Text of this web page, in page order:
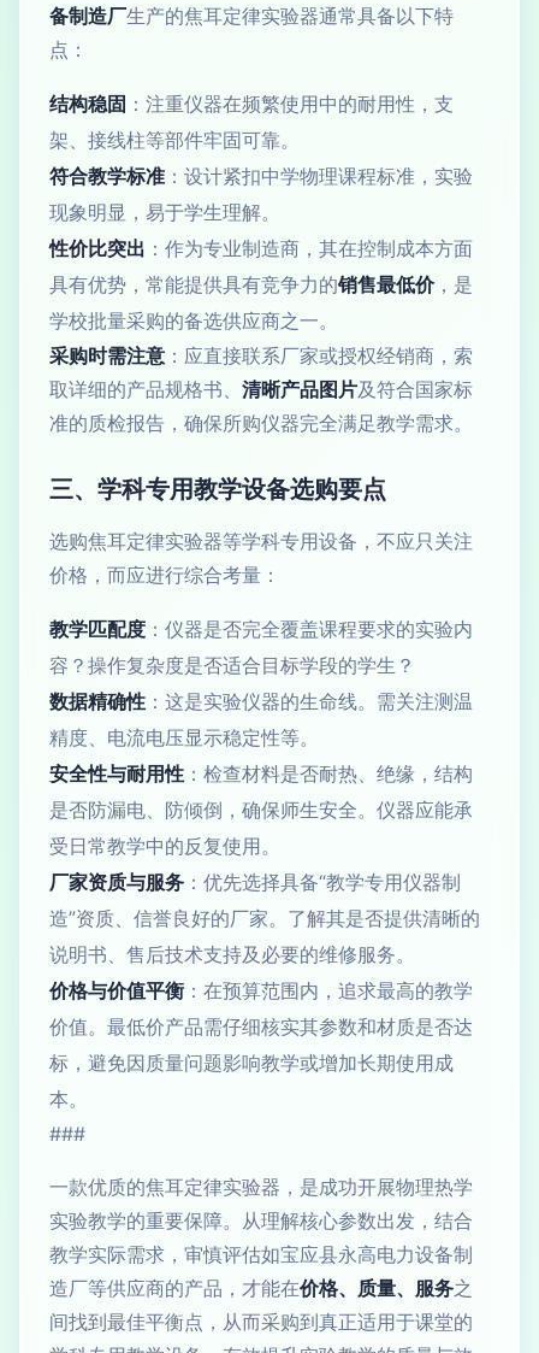
备制造厂生产的焦耳定律实验器通常具备以下特
点：
结构稳固 ：注重仪器在频繁使用中的耐用性，支
架、接线柱等部件牢固可靠。
符合教学标准 ：设计紧扣中学物理课程标准，实验
现象明显，易于学生理解。
性价比突出 ：作为专业制造商，其在控制成本方面
具有优势，常能提供具有竞争力的销售最低价，是
学校批量采购的备选供应商之一。
采购时需注意 ：应直接联系厂家或授权经销商，索
取详细的产品规格书、 清晰产品图片及符合国家标
准的质检报告，确保所购仪器完全满足教学需求。
三、学科专用教学设备选购要点
选购焦耳定律实验器等学科专用设备，不应只关注
价格，而应进行综合考量：
教学匹配度 ：仪器是否完全覆盖课程要求的实验内
容？操作复杂度是否适合目标学段的学生？
数据精确性 ：这是实验仪器的生命线。需关注测温
精度、电流电压显示稳定性等。
安全性与耐用性 ：检查材料是否耐热、绝缘，结构
是否防漏电、防倾倒，确保师生安全。仪器应能承
受日常教学中的反复使用。
厂家资质与服务 ：优先选择具备“教学专用仪器制
造”资质、信誉良好的厂家。了解其是否提供清晰的
说明书、售后技术支持及必要的维修服务。
价格与价值平衡 ：在预算范围内，追求最高的教学
价值。最低价产品需仔细核实其参数和材质是否达
标，避免因质量问题影响教学或增加长期使用成
本。
###
一款优质的焦耳定律实验器，是成功开展物理热学
实验教学的重要保障。从理解核心参数出发，结合
教学实际需求，审慎评估如宝应县永高电力设备制
造厂等供应商的产品，才能在价格、质量、服务之
间找到最佳平衡点，从而采购到真正适用于课堂的